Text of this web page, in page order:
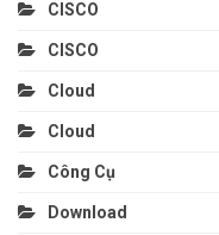
CISCO
CISCO
Cloud
Cloud
Công Cụ
Download